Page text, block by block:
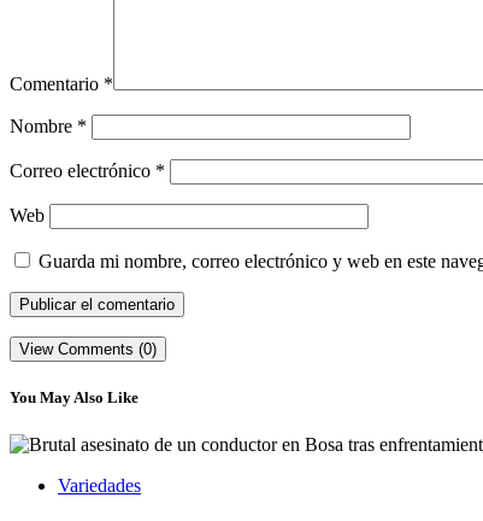
Comentario *
Nombre *
Correo electrónico *
Web
Guarda mi nombre, correo electrónico y web en este
View Comments (0)
You May Also Like
Variedades